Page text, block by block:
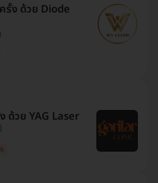
รั้ง ด้วย Diode
ด้วย YAG Laser